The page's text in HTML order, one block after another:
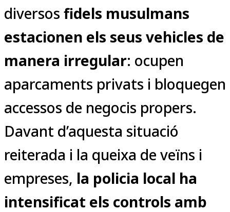
diversos fidels musulmans
estacionen els seus vehicles de
manera irregular: ocupen
aparcaments privats i bloquegen
accessos de negocis propers.
Davant d’aquesta situació
reiterada i la queixa de veïns i
empreses, la policia local ha
intensificat els controls amb